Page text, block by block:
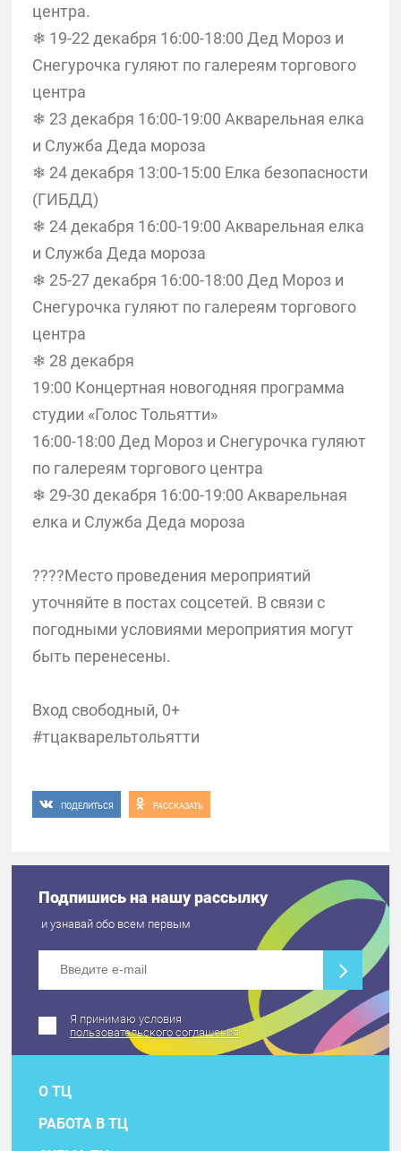
центра.
❄ 19-22 декабря 16:00-18:00 Дед Мороз и
Снегурочка гуляют по галереям торгового
центра
❄ 23 декабря 16:00-19:00 Акварельная елка
и Служба Деда мороза
❄ 24 декабря 13:00-15:00 Елка безопасности
(ГИБДД)
❄ 24 декабря 16:00-19:00 Акварельная елка
и Служба Деда мороза
❄ 25-27 декабря 16:00-18:00 Дед Мороз и
Снегурочка гуляют по галереям торгового
центра
❄ 28 декабря
19:00 Концертная новогодняя программа
студии «Голос Тольятти»
16:00-18:00 Дед Мороз и Снегурочка гуляют
по галереям торгового центра
❄ 29-30 декабря 16:00-19:00 Акварельная
елка и Служба Деда мороза
????Место проведения мероприятий
уточняйте в постах соцсетей. В связи с
погодными условиями мероприятия могут
быть перенесены.
Вход свободный, 0+
#тцакварельтольятти
ПОДЕЛИТЬСЯ РАССКАЗАТЬ
Подпишись на нашу рассылку
и узнавай обо всем первым
Я принимаю условия
пользовательского соглашения
О ТЦ
РАБОТА В ТЦ